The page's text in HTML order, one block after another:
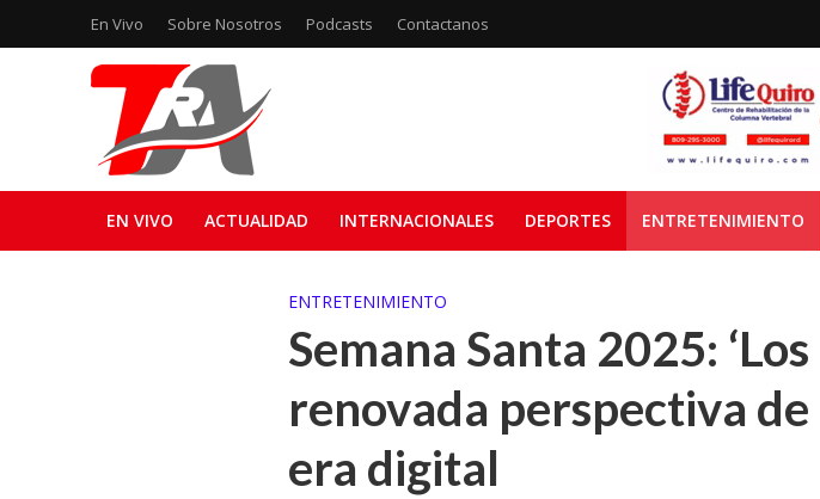
En Vivo Sobre Nosotros Podcasts Contactanos
EN VIVO ACTUALIDAD INTERNACIONALES DEPORTES ENTRETENIMIENTO
ENTRETENIMIENTO
Semana Santa 2025:
renovada perspectiva
era digital